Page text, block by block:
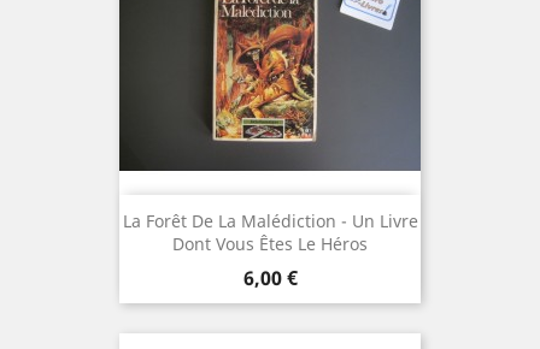
La Forêt De La Malédiction - Un Livre
Dont Vous Êtes Le Héros
Prix
6,00 €